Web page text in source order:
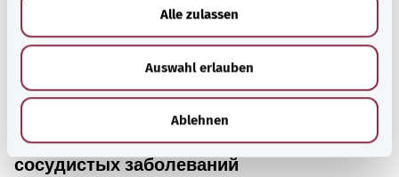
Alle zulassen
Auswahl erlauben
Ablehnen
Загрязнение воздуха: как это
способствует развитию сердечно-
сосудистых заболеваний